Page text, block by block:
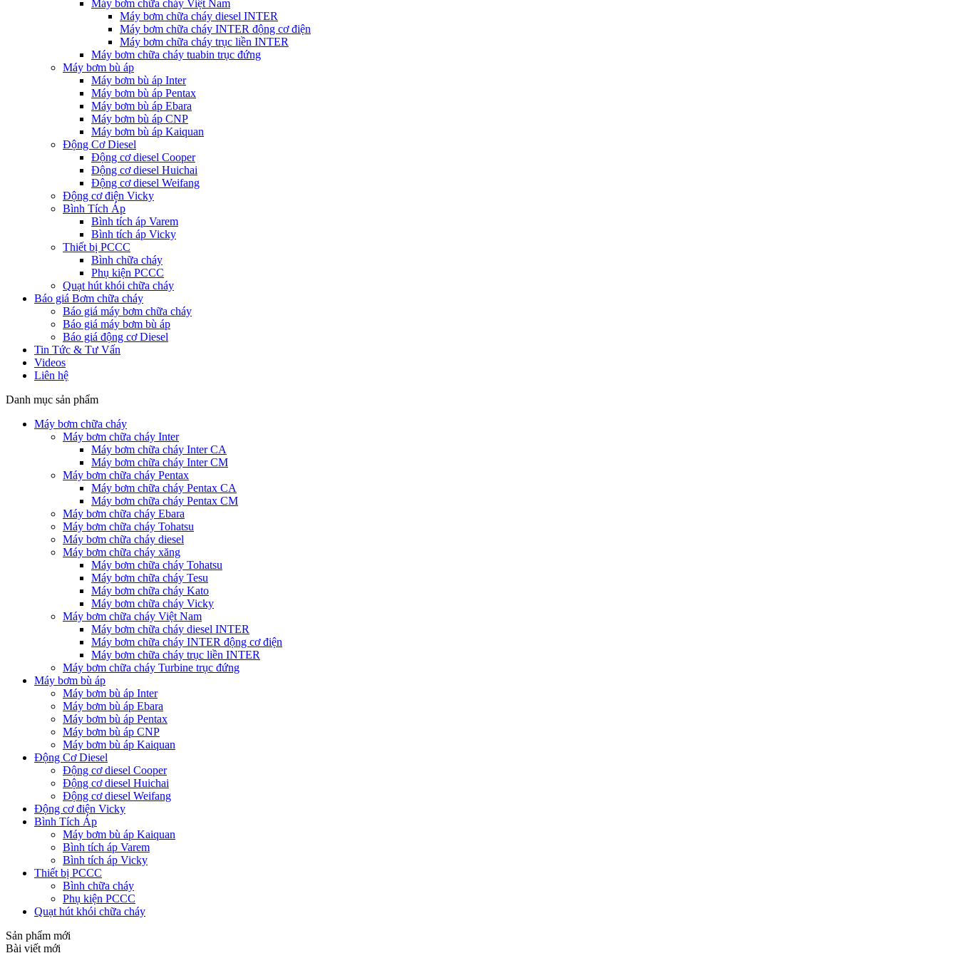
Máy bơm chữa cháy Việt Nam
Máy bơm chữa cháy diesel INTER
Máy bơm chữa cháy INTER động cơ điện
Máy bơm chữa cháy trục liền INTER
Máy bơm chữa cháy tuabin trục đứng
Máy bơm bù áp
Máy bơm bù áp Inter
Máy bơm bù áp Pentax
Máy bơm bù áp Ebara
Máy bơm bù áp CNP
Máy bơm bù áp Kaiquan
Động Cơ Diesel
Động cơ diesel Cooper
Động cơ diesel Huichai
Động cơ diesel Weifang
Động cơ điện Vicky
Bình Tích Áp
Bình tích áp Varem
Bình tích áp Vicky
Thiết bị PCCC
Bình chữa cháy
Phụ kiện PCCC
Quạt hút khói chữa cháy
Báo giá Bơm chữa cháy
Báo giá máy bơm chữa cháy
Báo giá máy bơm bù áp
Báo giá động cơ Diesel
Tin Tức & Tư Vấn
Videos
Liên hệ
Danh mục sản phẩm
Máy bơm chữa cháy
Máy bơm chữa cháy Inter
Máy bơm chữa cháy Inter CA
Máy bơm chữa cháy Inter CM
Máy bơm chữa cháy Pentax
Máy bơm chữa cháy Pentax CA
Máy bơm chữa cháy Pentax CM
Máy bơm chữa cháy Ebara
Máy bơm chữa cháy Tohatsu
Máy bơm chữa cháy diesel
Máy bơm chữa cháy xăng
Máy bơm chữa cháy Tohatsu
Máy bơm chữa cháy Tesu
Máy bơm chữa cháy Kato
Máy bơm chữa cháy Vicky
Máy bơm chữa cháy Việt Nam
Máy bơm chữa cháy diesel INTER
Máy bơm chữa cháy INTER động cơ điện
Máy bơm chữa cháy trục liền INTER
Máy bơm chữa cháy Turbine trục đứng
Máy bơm bù áp
Máy bơm bù áp Inter
Máy bơm bù áp Ebara
Máy bơm bù áp Pentax
Máy bơm bù áp CNP
Máy bơm bù áp Kaiquan
Động Cơ Diesel
Động cơ diesel Cooper
Động cơ diesel Huichai
Động cơ diesel Weifang
Động cơ điện Vicky
Bình Tích Áp
Máy bơm bù áp Kaiquan
Bình tích áp Varem
Bình tích áp Vicky
Thiết bị PCCC
Bình chữa cháy
Phụ kiện PCCC
Quạt hút khói chữa cháy
Sản phẩm mới
Bài viết mới